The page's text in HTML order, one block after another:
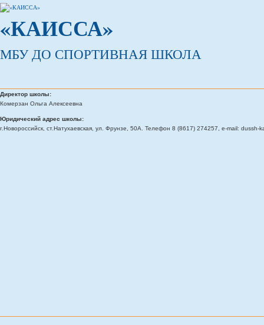
«КАИССА»
МБУ ДО СПОРТИВНАЯ ШКОЛА
Директор школы:
Комерзан Ольга Алексеевна
Юридический адрес школы:
г.Новороссийск, ст.Натухаевская, ул. Фрунзе, 50А. Телефон 8 (8617) 274257, e-mail: dussh-